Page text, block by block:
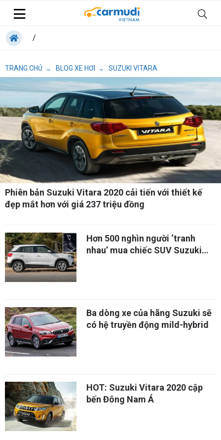
/
TRANG CHỦ → BLOG XE HƠI → SUZUKI VITARA
Phiên bản Suzuki Vitara 2020 cải tiến với thiết kế
đẹp mắt hơn với giá 237 triệu đồng
Hơn 500 nghìn người ‘tranh
nhau’ mua chiếc SUV Suzuki
Ba dòng xe của hãng Suzuki sẽ
có hệ truyền động mild-hybrid
HOT: Suzuki Vitara 2020 cập
bến Đông Nam Á